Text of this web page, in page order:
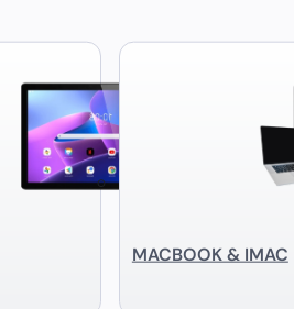
MACBOOK & IMAC